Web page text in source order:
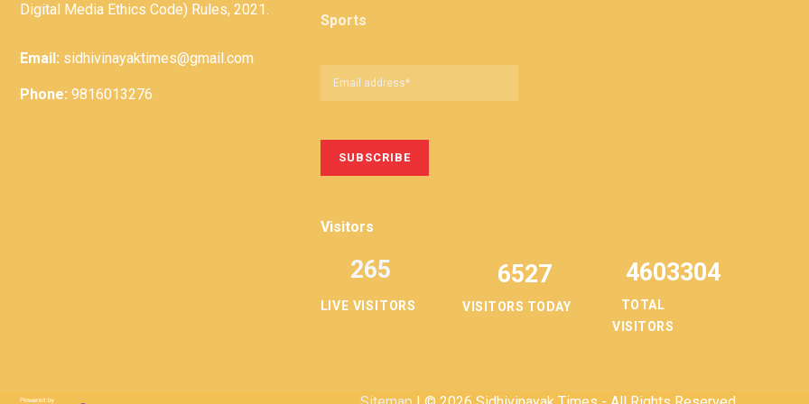
Digital Media Ethics Code) Rules, 2021.
Email: sidhivinayaktimes@gmail.com
Phone: 9816013276
Sports
Visitors
LIVE VISITORS
265 6527
VISITORS TODAY
4603304
TOTAL
VISITORS